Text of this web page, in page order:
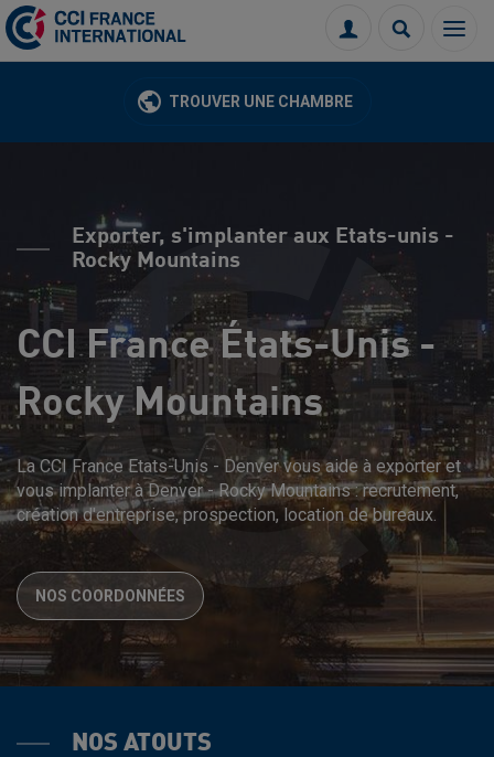
Menu
Connexion
TROUVER UNE CHAMBRE
Exporter, s'implanter aux Etats-unis -
Rocky Mountains
CCI France États-Unis -
Rocky Mountains
La CCI France Etats-Unis - Denver vous aide à exporter et
vous implanter à Denver - Rocky Mountains : recrutement,
création d'entreprise, prospection, location de bureaux.
NOS COORDONNÉES
NOS ATOUTS